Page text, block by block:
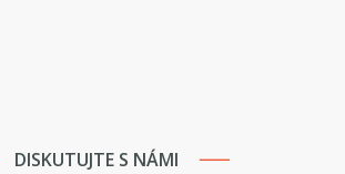
DISKUTUJTE S NÁMI